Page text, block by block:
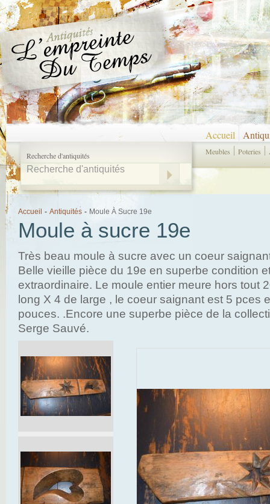
Recherche d'antiquités
Accueil
Meubles Poteries
Accueil - Antiquités - Moule À Sucre 19e
Moule à sucre 19e
Très beau moule à sucre avec un coeur
Belle vieille pièce du 19e en superbe condition
extraordinaire. Le moule entier meure hors tout
long X 4 de large , le coeur saignant est 5 pces
pouces. .Encore une superbe pièce de la
Serge Sauvé.